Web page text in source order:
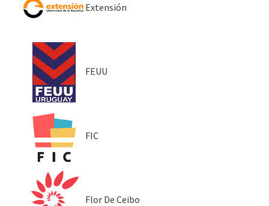
Extensión
FEUU
FIC
Flor De Ceibo